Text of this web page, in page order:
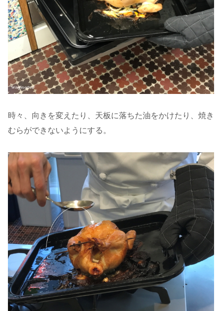
時々、向きを変えたり、天板に落ちた油をかけたり、焼き
むらができないようにする。